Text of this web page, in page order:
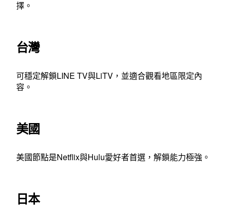
擇。
台灣
可穩定解鎖LINE TV與LiTV，並適合觀看地區限定內
容。
美國
美國節點是Netflix與Hulu愛好者首選，解鎖能力極強。
日本